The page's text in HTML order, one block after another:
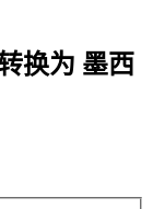
换为 墨西